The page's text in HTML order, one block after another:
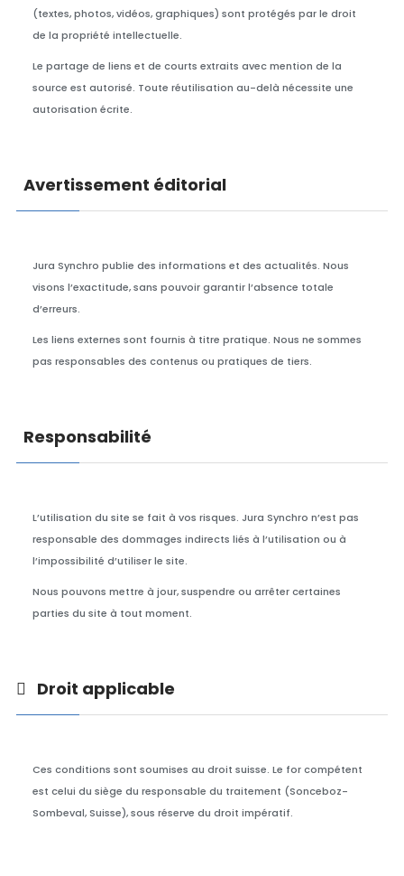
(textes, photos, vidéos, graphiques) sont protégés par le droit
de la propriété intellectuelle.
Le partage de liens et de courts extraits avec mention de la
source est autorisé. Toute réutilisation au-delà nécessite une
autorisation écrite.
Avertissement éditorial
Jura Synchro publie des informations et des actualités. Nous
visons l’exactitude, sans pouvoir garantir l’absence totale
d’erreurs.
Les liens externes sont fournis à titre pratique. Nous ne sommes
pas responsables des contenus ou pratiques de tiers.
Responsabilité
L’utilisation du site se fait à vos risques. Jura Synchro n’est pas
responsable des dommages indirects liés à l’utilisation ou à
l’impossibilité d’utiliser le site.
Nous pouvons mettre à jour, suspendre ou arrêter certaines
parties du site à tout moment.
Droit applicable
Ces conditions sont soumises au droit suisse. Le for compétent
est celui du siège du responsable du traitement (Sonceboz-
Sombeval, Suisse), sous réserve du droit impératif.